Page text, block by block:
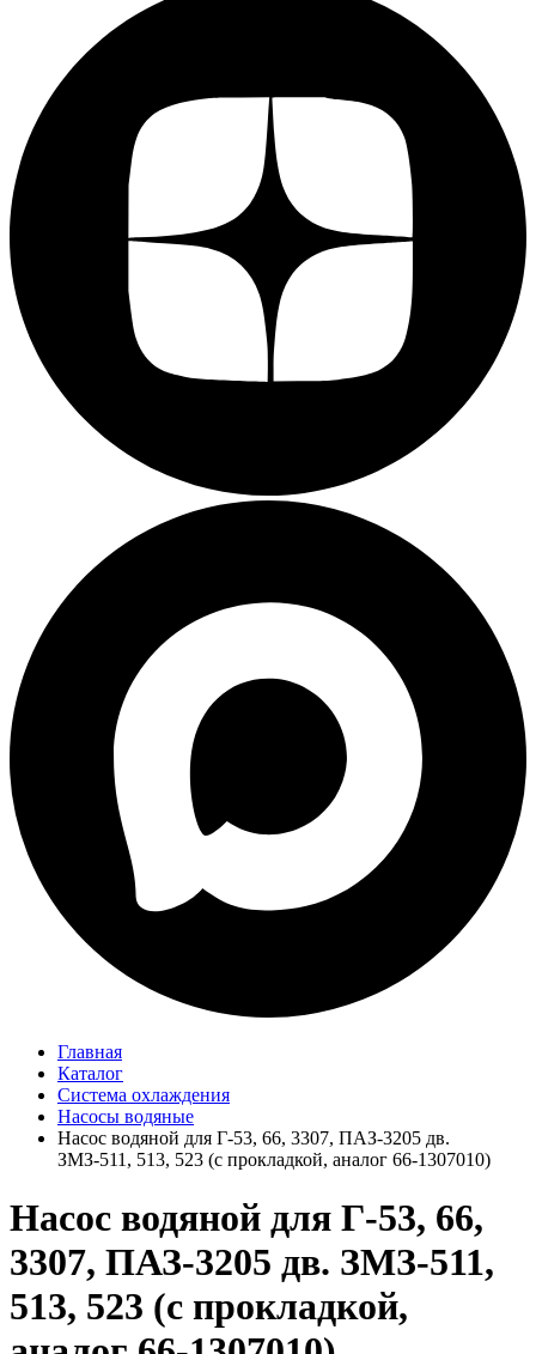
Главная
Каталог
Система охлаждения
Насосы водяные
Насос водяной для Г-53, 66, 3307, ПАЗ-3205 дв.
ЗМЗ-511, 513, 523 (с прокладкой, аналог 66-1307010)
Насос водяной для Г-53, 66,
3307, ПАЗ-3205 дв. ЗМЗ-511,
513, 523 (с прокладкой,